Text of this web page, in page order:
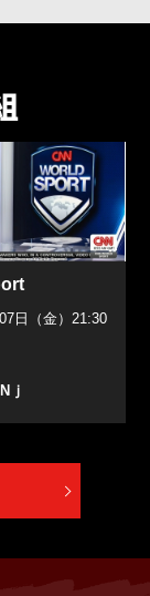
日（金）21:30
ｊ